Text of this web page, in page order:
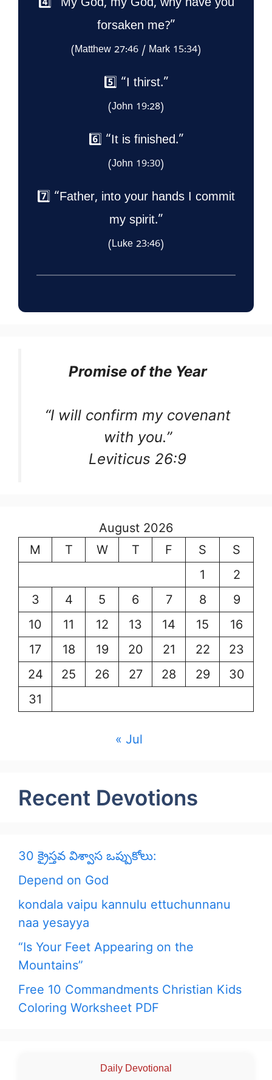
4️⃣ “My God, my God, why have you
forsaken me?”
(Matthew 27:46 / Mark 15:34)
5️⃣ “I thirst.”
(John 19:28)
6️⃣ “It is finished.”
(John 19:30)
7️⃣ “Father, into your hands I commit
my spirit.”
(Luke 23:46)
Promise of the Year
“I will confirm my covenant
with you.”
Leviticus 26:9
August 2026
M
T W T F S
S
1
2
3
4 5 6 7 8
9
10
11 12 13 14 15
16
17
18 19 20 21 22
23
24
25 26 27 28 29
30
31
« Jul
Recent Devotions
30 క్రైస్తవ విశ్వాస ఒప్పుకోలు:
Depend on God
kondala vaipu kannulu ettuchunnanu
naa yesayya
“Is Your Feet Appearing on the
Mountains”
Free 10 Commandments Christian Kids
Coloring Worksheet PDF
Daily Devotional